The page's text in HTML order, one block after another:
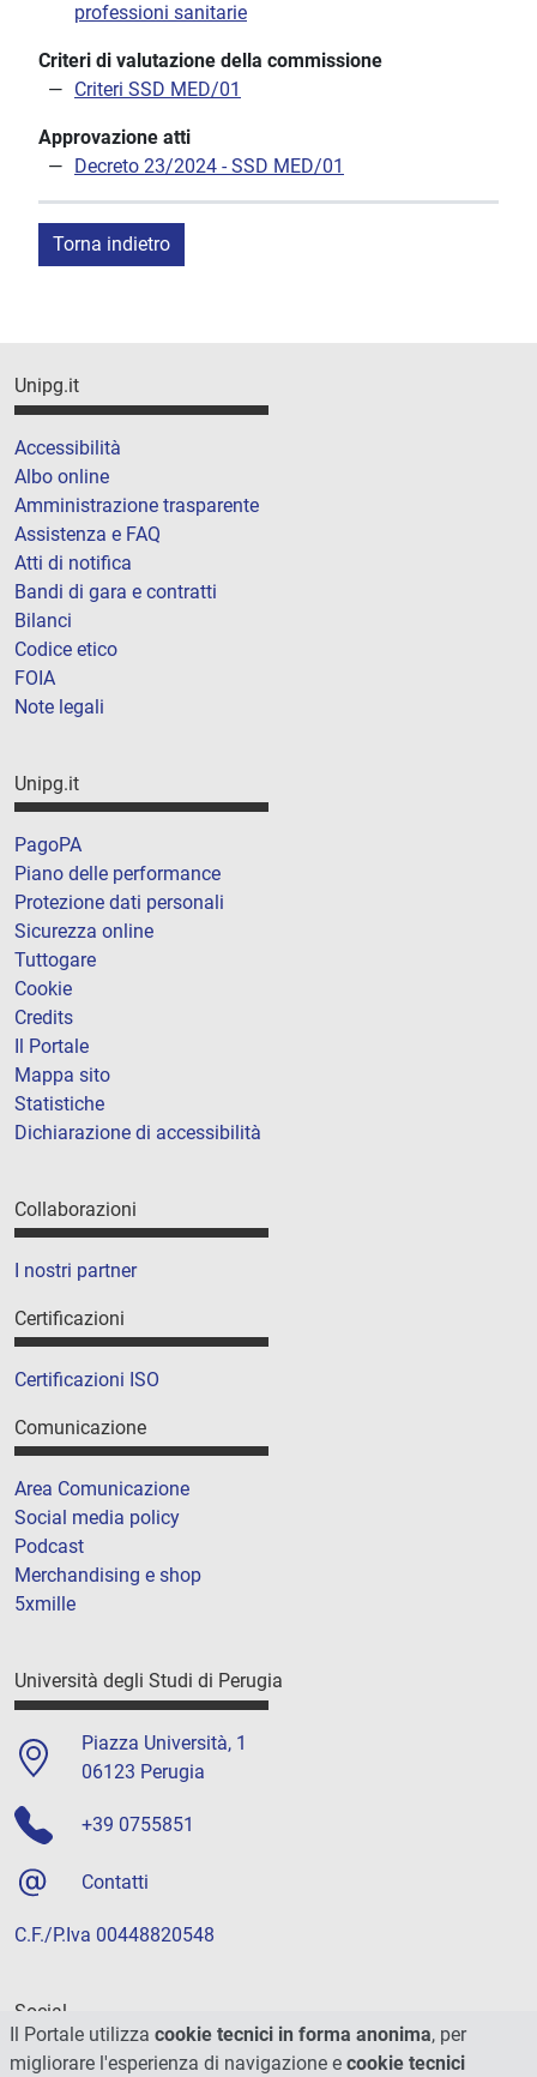
professioni sanitarie
Criteri di valutazione della commissione
Criteri SSD MED/01
Approvazione atti
Decreto 23/2024 - SSD MED/01
Torna indietro
Unipg.it
Accessibilità
Albo online
Amministrazione trasparente
Assistenza e FAQ
Atti di notifica
Bandi di gara e contratti
Bilanci
Codice etico
FOIA
Note legali
Unipg.it
PagoPA
Piano delle performance
Protezione dati personali
Sicurezza online
Tuttogare
Cookie
Credits
Il Portale
Mappa sito
Statistiche
Dichiarazione di accessibilità
Collaborazioni
I nostri partner
Certificazioni
Certificazioni ISO
Comunicazione
Area Comunicazione
Social media policy
Podcast
Merchandising e shop
5xmille
Università degli Studi di Perugia
Piazza Università, 1
06123 Perugia
+39 0755851
Contatti
C.F./P.Iva 00448820548
Social
Il Portale utilizza cookie tecnici in forma anonima, per
migliorare l'esperienza di navigazione e cookie tecnici